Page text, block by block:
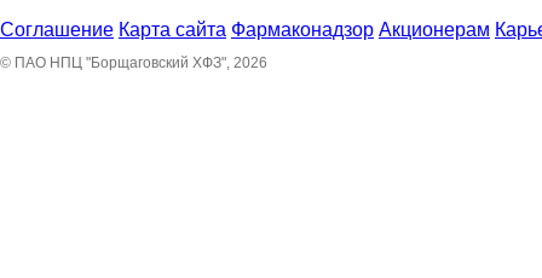
Соглашение Карта сайта Фармаконадзор Акционерам
© ПАО НПЦ "Борщаговский ХФЗ", 2026